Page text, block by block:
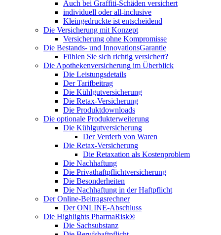
Auch bei Graffiti-Schäden versichert
individuell oder all-inclusive
Kleingedruckte ist entscheidend
Die Versicherung mit Konzept
Versicherung ohne Kompromisse
Die Bestands- und InnovationsGarantie
Fühlen Sie sich richtig versichert?
Die Apothekenversicherung im Überblick
Die Leistungsdetails
Der Tarifbeitrag
Die Kühlgutversicherung
Die Retax-Versicherung
Die Produktdownloads
Die optionale Produkterweiterung
Die Kühlgutversicherung
Der Verderb von Waren
Die Retax-Versicherung
Die Retaxation als Kostenproblem
Die Nachhaftung
Die Privathaftpflichtversicherung
Die Besonderheiten
Die Nachhaftung in der Haftpflicht
Der Online-Beitragsrechner
Der ONLINE-Abschluss
Die Highlights PharmaRisk®
Die Sachsubstanz